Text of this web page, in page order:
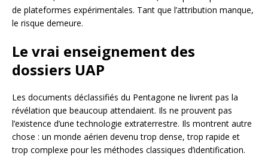
de plateformes expérimentales. Tant que l’attribution manque,
le risque demeure.
Le vrai enseignement des
dossiers UAP
Les documents déclassifiés du Pentagone ne livrent pas la
révélation que beaucoup attendaient. Ils ne prouvent pas
l’existence d’une technologie extraterrestre. Ils montrent autre
chose : un monde aérien devenu trop dense, trop rapide et
trop complexe pour les méthodes classiques d’identification.